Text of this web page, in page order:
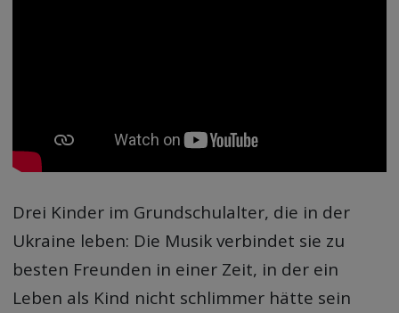
Drei Kinder im Grundschulalter, die in der
Ukraine leben: Die Musik verbindet sie zu
besten Freunden in einer Zeit, in der ein
Leben als Kind nicht schlimmer hätte sein